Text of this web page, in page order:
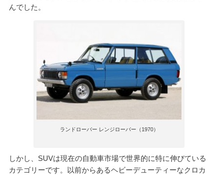
んでした。
ランドローバー レンジローバー（1970）
しかし、SUVは現在の自動車市場で世界的に特に伸びている
カテゴリーです。以前からあるヘビーデューティーなクロカ